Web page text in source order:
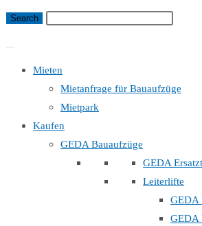
Mieten
Mietanfrage für Bauaufzüge
Mietpark
Kaufen
GEDA Bauaufzüge
GEDA
Leiterlifte
GEDA
GEDA